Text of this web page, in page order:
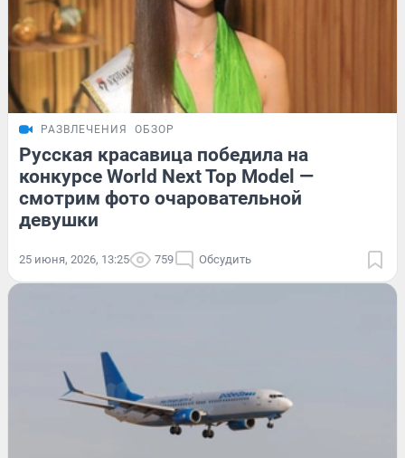
РАЗВЛЕЧЕНИЯ ОБЗОР
Русская красавица победила на
конкурсе World Next Top Model —
смотрим фото очаровательной
девушки
25 июня, 2026, 13:25 759 Обсудить